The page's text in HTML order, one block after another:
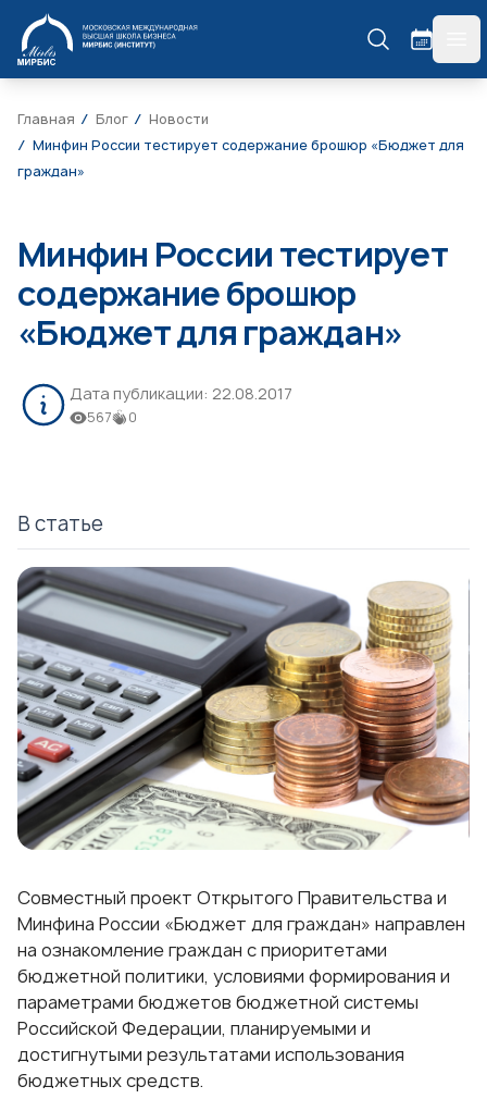
МИРБИС
Главная Блог
Новости
Минфин России тестирует содержание брошюр «Бюджет для
граждан»
Минфин России тестирует
содержание брошюр
«Бюджет для граждан»
Дата публикации: 22.08.2017
567 0
В статье
Совместный проект Открытого Правительства и
Минфина России «Бюджет для граждан» направлен
на ознакомление граждан с приоритетами
бюджетной политики, условиями формирования и
параметрами бюджетов бюджетной системы
Российской Федерации, планируемыми и
достигнутыми результатами использования
бюджетных средств.